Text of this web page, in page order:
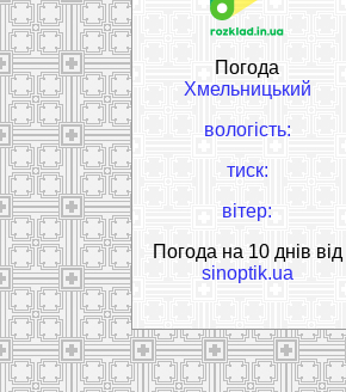
Погода
Хмельницький
вологість:
тиск:
вітер:
Погода на 10 днів від
sinoptik.ua